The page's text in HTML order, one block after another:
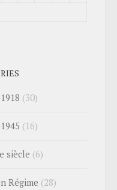
(30)
(16)
siècle (6)
Régime (28)